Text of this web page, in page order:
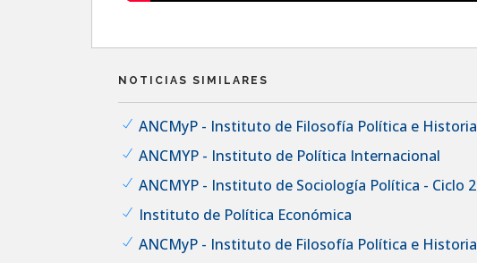
NOTICIAS SIMILARES
ANCMyP - Instituto de Filosofía Política e
ANCMYP - Instituto de Política Internacional
ANCMYP - Instituto de Sociología Política - Ciclo
Instituto de Política Económica
ANCMyP - Instituto de Filosofía Política e